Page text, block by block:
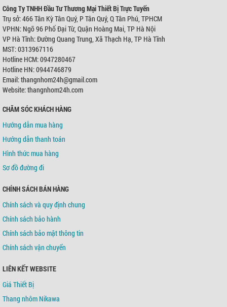
VP Hà Nội:
Địa chỉ:Ngõ 96 Phố Đại Từ, Quận Hoàng Mai, TP Hà Nội
Điện thoại:0944746879
Ngân hàng Ngoại thương Việt Nam
Chi nhánh:Chi nhánh Hùng Vương
Chủ TK:Công ty TNHH Đầu Tư TM Thiết Bị Trực Tuyến
Số TK:0421000489933
Chủ TK:
Số TK:
Công Ty TNHH Đầu Tư Thương Mại Thiết Bị Trực Tuyến
Trụ sở: 466 Tân Kỳ Tân Quý, P Tân Quý, Q Tân Phú, TPHCM
VPHN: Ngõ 96 Phố Đại Từ, Quận Hoàng Mai, TP Hà Nội
VP Hà Tĩnh: Đường Quang Trung, Xã Thạch Hạ, TP Hà Tĩnh
MST: 0313967116
Hotline HCM: 0947280467
Hotline HN: 0944746879
Email: thangnhom24h@gmail.com
Website: thangnhom24h.com
CHĂM SÓC KHÁCH HÀNG
Hướng dẫn mua hàng
Hướng dẫn thanh toán
Hình thức mua hàng
Sơ đồ đường đi
CHÍNH SÁCH BÁN HÀNG
Chính sách và quy định chung
Chính sách bảo hành
Chính sách bảo mật thông tin
Chính sách vận chuyển
LIÊN KẾT WEBSITE
Giá Thiết Bị
Thang nhôm Nikawa